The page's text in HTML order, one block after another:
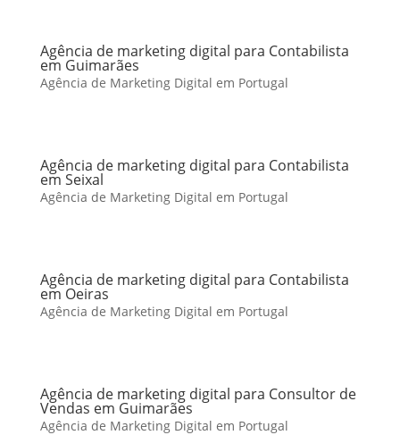
Agência de marketing digital para Contabilista
em Guimarães
Agência de Marketing Digital em Portugal
Agência de marketing digital para Contabilista
em Seixal
Agência de Marketing Digital em Portugal
Agência de marketing digital para Contabilista
em Oeiras
Agência de Marketing Digital em Portugal
Agência de marketing digital para Consultor de
Vendas em Guimarães
Agência de Marketing Digital em Portugal